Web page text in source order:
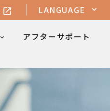
アフターサポート
LANGUAGE